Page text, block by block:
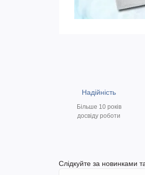
Надійність
Більше 10 років
досвіду роботи
Слідкуйте за новинками